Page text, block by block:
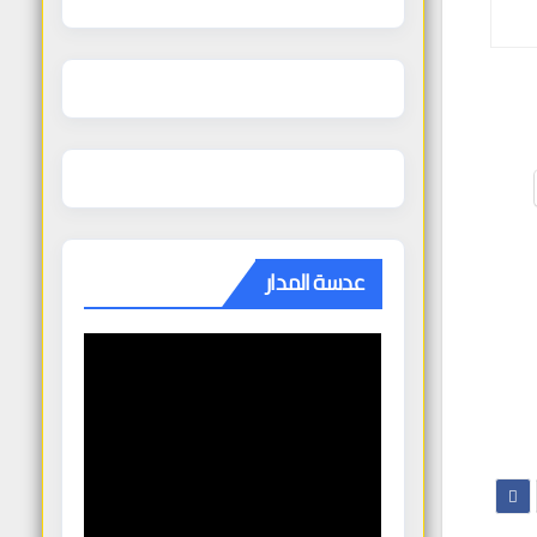
عدسة المدار